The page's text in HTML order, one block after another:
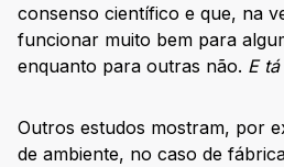
consenso científico e que, na
funcionar muito bem para
enquanto para outras não. E
Outros estudos mostram, por
de ambiente, no caso de